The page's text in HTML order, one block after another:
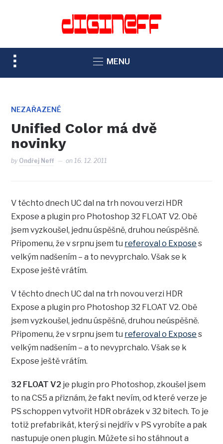
TOGGLE
SIDEBAR
NAVIGATION
MENU
NEZAŘAZENÉ
Unified Color má dvě
novinky
by Ondřej Neff on16. 12. 2011
V těchto dnech UC dal na trh novou verzi HDR
Expose a plugin pro Photoshop 32 FLOAT V2. Obě
jsem vyzkoušel, jednu úspěšně, druhou neúspěšně.
Připomenu, že v srpnu jsem tu referoval o Expose s
velkým nadšením – a to nevyprchalo. Však se k
Expose ještě vrátím.
V těchto dnech UC dal na trh novou verzi HDR
Expose a plugin pro Photoshop 32 FLOAT V2. Obě
jsem vyzkoušel, jednu úspěšně, druhou neúspěšně.
Připomenu, že v srpnu jsem tu referoval o Expose s
velkým nadšením – a to nevyprchalo. Však se k
Expose ještě vrátím.
32 FLOAT V2 je plugin pro Photoshop, zkoušel jsem
to na CS5 a přiznám, že fakt nevím, od které verze je
PS schoppen vytvořit HDR obrázek v 32 bitech. To je
totiž prefabrikát, který si nejdřív v PS vyrobíte a pak
nastupuje onen plugin. Můžete si ho stáhnout a